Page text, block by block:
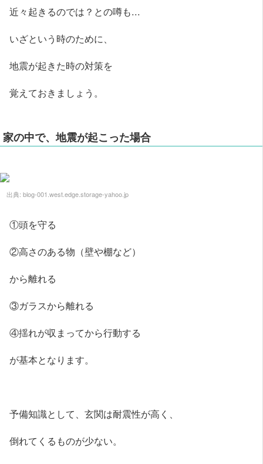
近々起きるのでは？との噂も...
いざという時のために、
地震が起きた時の対策を
覚えておきましょう。
家の中で、地震が起こった場合
出典: blog-001.west.edge.storage-yahoo.jp
①頭を守る
②高さのある物（壁や棚など）
から離れる
③ガラスから離れる
④揺れが収まってから行動する
が基本となります。
予備知識として、玄関は耐震性が高く、
倒れてくるものが少ない。